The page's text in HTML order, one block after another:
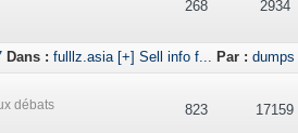
268 2934
Dans : fulllz.asia [+] Sell info f... Par : dumps
débats 823 17159